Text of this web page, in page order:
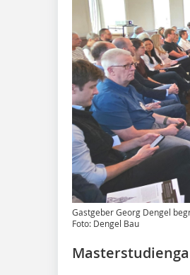
Gastgeber Georg Dengel
Foto: Dengel Bau